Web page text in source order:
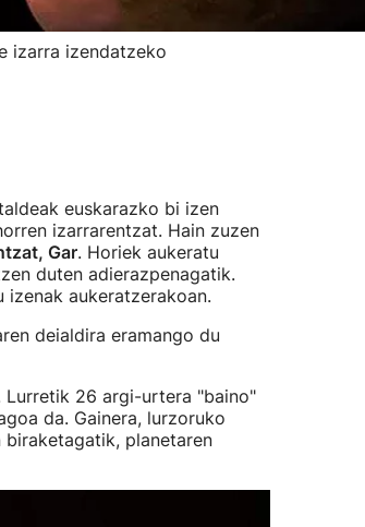
izarra izendatzeko
euskarazko bi izen
izarrarentzat. Hain zuzen
Gar. Horiek aukeratu
duten adierazpenagatik.
izenak aukeratzerakoan.
deialdira eramango du
26 argi-urtera "baino"
da. Gainera, lurzoruko
planetaren